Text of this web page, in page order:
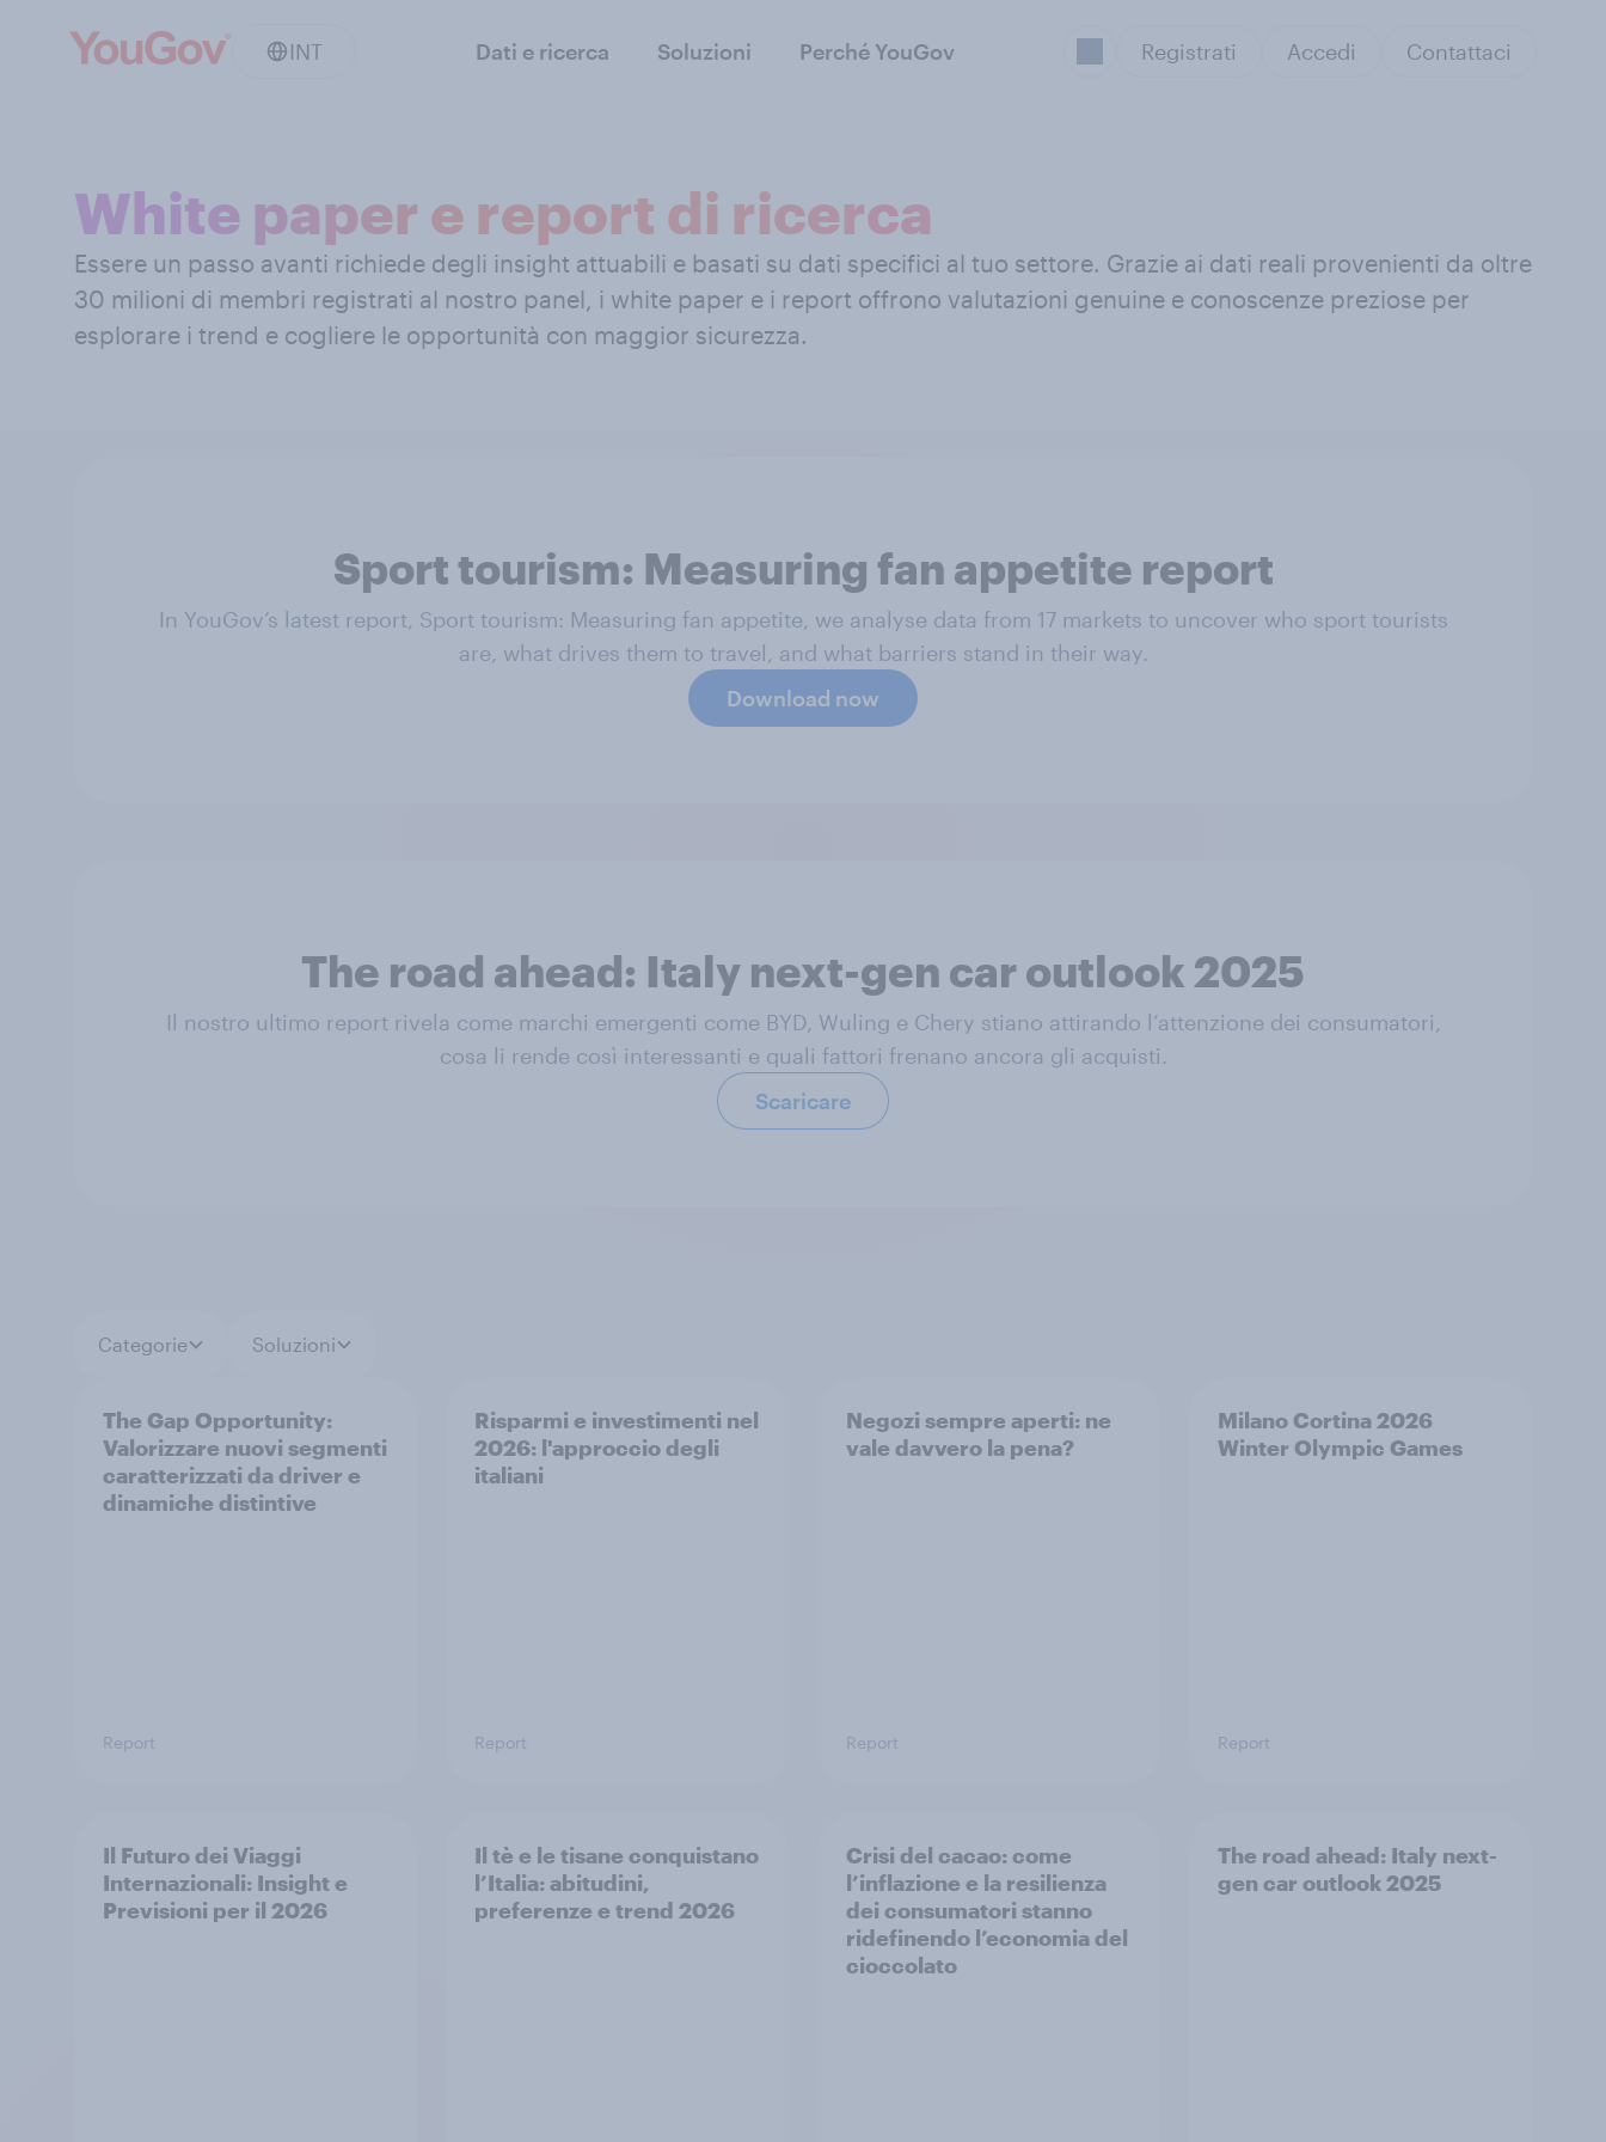
INT Dati e ricerca Soluzioni Perché YouGov Registrati Accedi Contattaci
White paper e report di ricerca
Essere un passo avanti richiede degli insight attuabili e basati su dati specifici al tuo settore. Grazie ai dati reali provenienti da oltre
30 milioni di membri registrati al nostro panel, i white paper e i report offrono valutazioni genuine e conoscenze preziose per
esplorare i trend e cogliere le opportunità con maggior sicurezza.
Sport tourism: Measuring fan appetite report
In YouGov’s latest report, Sport tourism: Measuring fan appetite, we analyse data from 17 markets to uncover who sport tourists
are, what drives them to travel, and what barriers stand in their way.
Download now
The road ahead: Italy next-gen car outlook 2025
Il nostro ultimo report rivela come marchi emergenti come BYD, Wuling e Chery stiano attirando l’attenzione dei consumatori,
cosa li rende così interessanti e quali fattori frenano ancora gli acquisti.
Scaricare
Categorie Soluzioni
The Gap Opportunity:
Valorizzare nuovi segmenti
caratterizzati da driver e
dinamiche distintive
Report
Risparmi e investimenti nel
2026: l'approccio degli
italiani
Report
Negozi sempre aperti: ne
vale davvero la pena?
Report
Milano Cortina​ 2026
Winter Olympic Games​
Report
Il Futuro dei Viaggi
Internazionali: Insight e
Previsioni per il 2026
Il tè e le tisane conquistano
l’Italia: abitudini,
preferenze e trend 2026
Crisi del cacao: come
l’inflazione e la resilienza
dei consumatori stanno
ridefinendo l’economia del
cioccolato
The road ahead: Italy next-
gen car outlook 2025